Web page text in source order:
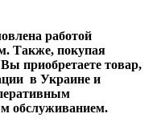
работой
Также, покупая
приобретаете товар,
в Украине и
обслуживанием.